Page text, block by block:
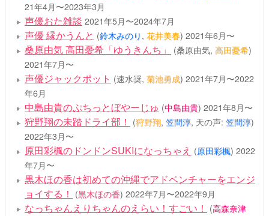
21年4月〜2023年3月
声優おた雑談 2021年5月〜2024年7月
声優 縁かうんと (鈴木みのり , 花井美春) 2021年6月〜
桑原由気 高田憂希「ゆうきんち」 (桑原由気, 高田憂希)
2021年7月〜
声優ジャックポット (速水奨, 菊池勇成) 2021年7月〜2022
年6月
中島由貴のぷちっとぼやーじゅ (中島由貴) 2021年8月〜
狩野翔の未踏ドライ部！ (狩野翔, 笠間淳, 天の声: 笠間淳)
2022年3月〜
原田彩楓のドンドンSUKIになっちゃえ (原田彩楓) 2022
年7月〜
黒木ほの香は初めての沖縄でアドベンチャーをエンジ
ョイする！ (黒木ほの香) 2022年7月〜2022年9月
なっちゃんえりちゃんのえらい！すごい！ (高森奈津